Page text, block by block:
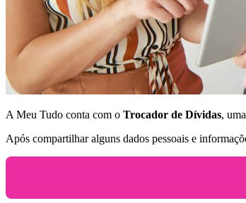
A Meu Tudo conta com o Trocador de Dívidas,
Após compartilhar alguns dados pessoais e